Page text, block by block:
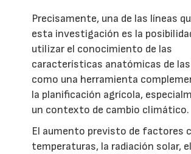
Precisamente, una de las líneas
esta investigación es la
utilizar el conocimiento de las
características anatómicas de
como una herramienta
la planificación agrícola,
un contexto de cambio climático.
El aumento previsto de factores
temperaturas, la radiación solar,